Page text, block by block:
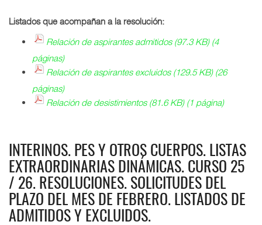
Listados que acompañan a la resolución:
Relación de aspirantes admitidos (97.3 KB) (4
páginas)
Relación de aspirantes excluidos (129.5 KB) (26
páginas)
Relación de desistimientos (81.6 KB) (1 página)
INTERINOS. PES Y OTROS CUERPOS. LISTAS
EXTRAORDINARIAS DINÁMICAS. CURSO 25
/ 26. RESOLUCIONES. SOLICITUDES DEL
PLAZO DEL MES DE FEBRERO. LISTADOS DE
ADMITIDOS Y EXCLUIDOS.